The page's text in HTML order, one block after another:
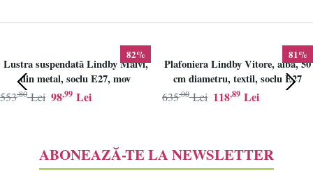
82%
Lustra suspendată Lindby Maivi,
din metal, soclu E27, mov
98,99 Lei
553,80 Lei
81%
Plafoniera Lindby Vitore, alba, 50
cm diametru, textil, soclu E27
118,89 Lei
635,00 Lei
ABONEAZĂ-TE LA NEWSLETTER